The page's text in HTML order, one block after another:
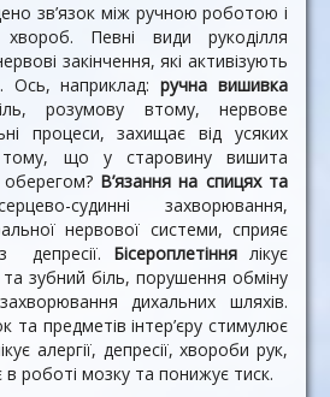
зв’язок між ручною роботою і
Певні види рукоділля
закінчення, які активізують
Ось, наприклад:ручна вишивка
розумову втому, нервове
процеси, захищає від усяких
тому, що у старовину вишита
В’язання на спицях та
судинні захворювання,
нервової системи, сприяє
депресії. Бісероплетіннялікує
зубний біль, порушення обміну
дихальних шляхів.
та предметів інтер’єру стимулює
алергії, депресії, хвороби рук,
роботі мозку та понижує тиск.